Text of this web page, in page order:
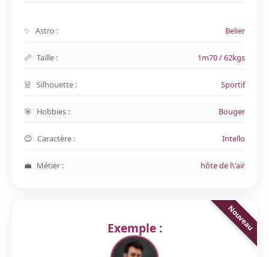
Astro : Belier
Taille : 1m70 / 62kgs
Silhouette : Sportif
Hobbies : Bouger
Caractère : Intello
Métier : hôte de l\'air
Exemple :